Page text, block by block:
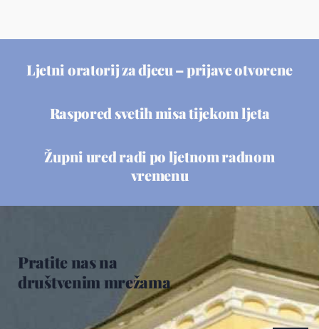
Ljetni oratorij za djecu – prijave otvorene
Raspored svetih misa tijekom ljeta
Župni ured radi po ljetnom radnom
vremenu
Pratite nas na
društvenim mrežama